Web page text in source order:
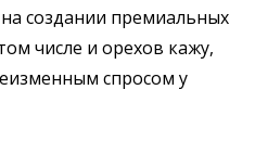
создании премиальных
числе и орехов кажу,
спросом у